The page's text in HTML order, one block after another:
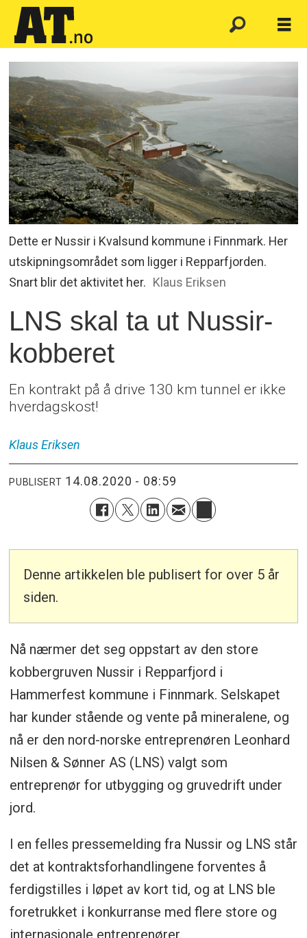
Dette er Nussir i Kvalsund kommune i Finnmark. Her
utskipningsområdet som ligger i Repparfjorden.
Snart blir det aktivitet her. Klaus Eriksen
LNS skal ta ut Nussir-
kobberet
En kontrakt på å drive 130 km tunnel er ikke
hverdagskost!
Klaus Eriksen
PUBLISERT 14.08.2020 - 08:59
Denne artikkelen ble publisert for over 5 år
siden.
Nå nærmer det seg oppstart av den store
kobbergruven Nussir i Repparfjord i
Hammerfest kommune i Finnmark. Selskapet
har kunder stående og vente på mineralene, og
nå er den nord-norske entreprenøren Leonhard
Nilsen & Sønner AS (LNS) valgt som
entreprenør for utbygging og gruvedrift under
jord.
I en felles pressemelding fra Nussir og LNS står
det at kontraktsforhandlingene forventes å
ferdigstilles i løpet av kort tid, og at LNS ble
foretrukket i konkurranse med flere store og
internasjonale entreprenører.